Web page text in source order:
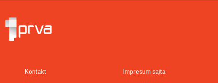
Kontakt Impresum sajta